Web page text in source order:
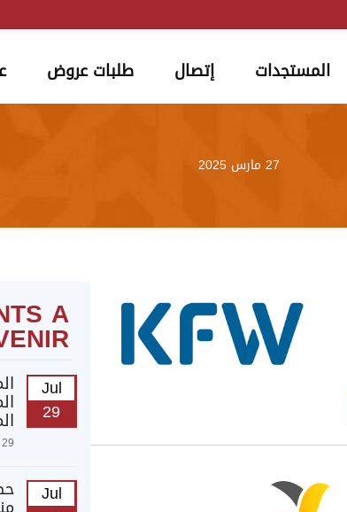
المستجدات إتصال طلبات عروض
27 مارس 2025
A
Jul
29
29 Jul @ 12:00 11:59
Jul